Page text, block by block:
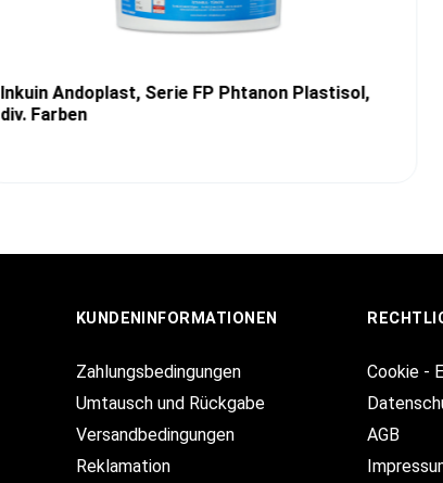
Inkuin Andoplast, Serie FP Phtanon Plastisol,
div. Farben
KUNDENINFORMATIONEN
Zahlungsbedingungen
Umtausch und Rückgabe
Versandbedingungen
Reklamation
Cookie -
AGB